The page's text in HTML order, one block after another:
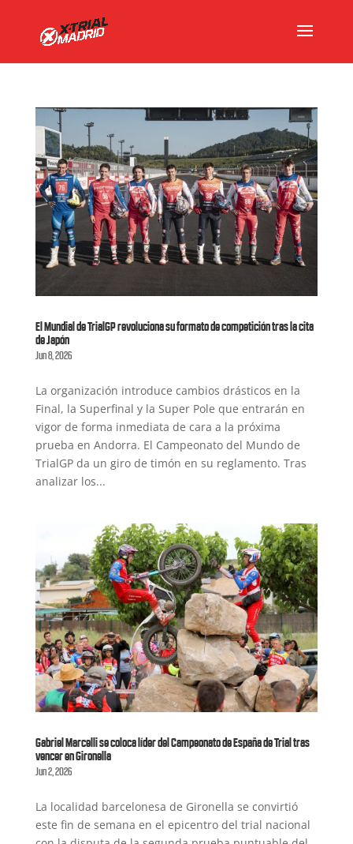
El Mundial de TrialGP revoluciona su formato de competición tras la cita
de Japón
Jun 8, 2026
La organización introduce cambios drásticos en la
Final, la Superfinal y la Super Pole que entrarán en
vigor de forma inmediata de cara a la próxima
prueba en Andorra. El Campeonato del Mundo de
TrialGP da un giro de timón en su reglamento. Tras
analizar los...
Gabriel Marcelli se coloca líder del Campeonato de España de Trial tras
vencer en Gironella
Jun 2, 2026
La localidad barcelonesa de Gironella se convirtió
este fin de semana en el epicentro del trial nacional